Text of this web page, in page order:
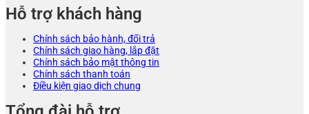
Hỗ trợ khách hàng
Chính sách bảo hành, đổi trả
Chính sách giao hàng, lắp đặt
Chính sách bảo mật thông tin
Chính sách thanh toán
Điều kiện giao dịch chung